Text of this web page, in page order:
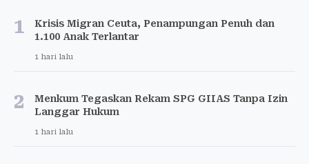
1
Krisis Migran Ceuta, Penampungan Penuh dan
1.100 Anak Terlantar
1 hari lalu
2
Menkum Tegaskan Rekam SPG GIIAS Tanpa Izin
Langgar Hukum
1 hari lalu